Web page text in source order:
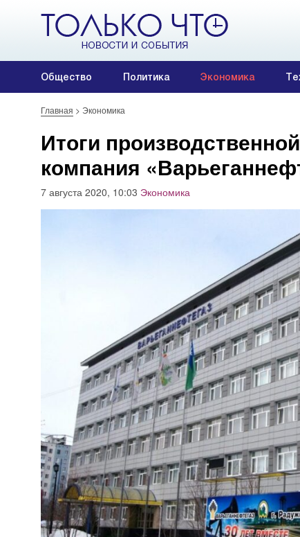
Общество Политика Экономика
Главная > Экономика
Итоги
компания
7 августа 2020, 10:03 Экономика